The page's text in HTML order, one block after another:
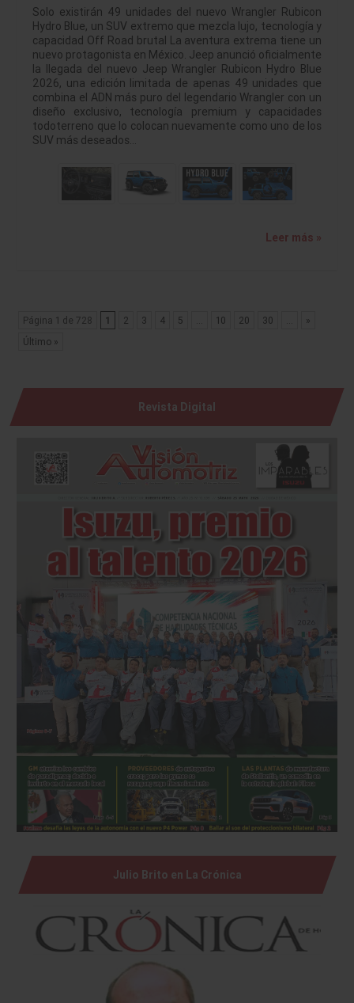
Solo existirán 49 unidades del nuevo Wrangler Rubicon
Hydro Blue, un SUV extremo que mezcla lujo, tecnología y
capacidad Off Road brutal La aventura extrema tiene un
nuevo protagonista en México. Jeep anunció oficialmente
la llegada del nuevo Jeep Wrangler Rubicon Hydro Blue
2026, una edición limitada de apenas 49 unidades que
combina el ADN más puro del legendario Wrangler con un
diseño exclusivo, tecnología premium y capacidades
todoterreno que lo colocan nuevamente como uno de los
SUV más deseados…
Leer más »
Página 1 de 728 1 2 3 4 5 10 20 30
»
Último »
Revista Digital
Julio Brito en La Crónica